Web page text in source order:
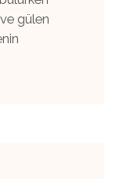
gülen